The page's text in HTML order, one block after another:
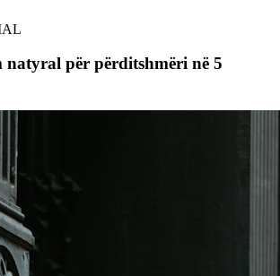
për përditshmëri në 5